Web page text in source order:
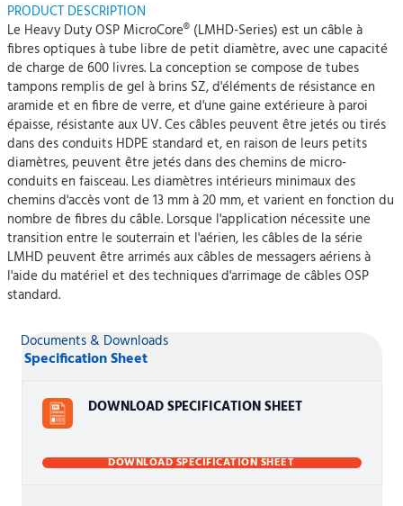
PRODUCT DESCRIPTION
Le Heavy Duty OSP MicroCore® (LMHD-Series) est un câble à
fibres optiques à tube libre de petit diamètre, avec une capacité
de charge de 600 livres. La conception se compose de tubes
tampons remplis de gel à brins SZ, d'éléments de résistance en
aramide et en fibre de verre, et d'une gaine extérieure à paroi
épaisse, résistante aux UV. Ces câbles peuvent être jetés ou tirés
dans des conduits HDPE standard et, en raison de leurs petits
diamètres, peuvent être jetés dans des chemins de micro-
conduits en faisceau. Les diamètres intérieurs minimaux des
chemins d'accès vont de 13 mm à 20 mm, et varient en fonction du
nombre de fibres du câble. Lorsque l'application nécessite une
transition entre le souterrain et l'aérien, les câbles de la série
LMHD peuvent être arrimés aux câbles de messagers aériens à
l'aide du matériel et des techniques d'arrimage de câbles OSP
standard.
Documents & Downloads
Specification Sheet
DOWNLOAD SPECIFICATION SHEET
DOWNLOAD SPECIFICATION SHEET